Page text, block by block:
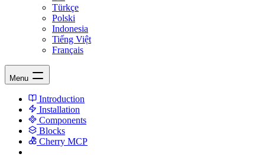
Türkçe
Polski
Indonesia
Tiếng Việt
Français
Menu
Introduction
Installation
Components
Blocks
Cherry MCP